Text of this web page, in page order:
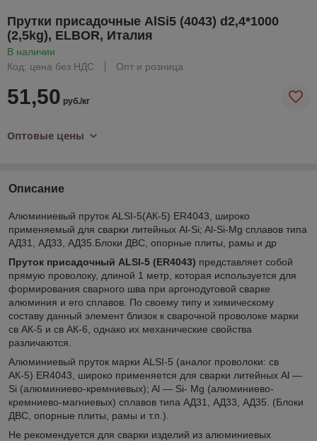
Прутки присадочные AlSi5 (4043) d2,4*1000
(2,5kg), ELBOR, Италия
В наличии
Код: цена без НДС
Опт и розница
51,50 руб./кг
Оптовые цены
Описание
Алюминиевый пруток ALSI-5(АК-5) ER4043, широко
применяемый для сварки литейных Al-Si; Al-Si-Mg сплавов типа
АД31, АД33, АД35.Блоки ДВС, опорные плиты, рамы и др
Пруток присадочный ALSI-5 (ER4043) представляет собой
прямую проволоку, длиной 1 метр, которая используется для
формирования сварного шва при аргонодуговой сварке
алюминия и его сплавов. По своему типу и химическому
составу данный элемент близок к сварочной проволоке марки
св АК-5 и св АК-6, однако их механические свойства
различаются.
Алюминиевый пруток марки ALSI-5 (аналог проволоки: св
АК-5) ER4043, широко применяется для сварки литейных Al ―
Si (алюминиево-кремниевых); Al ― Si- Mg (алюминиево-
кремниево-магниевых) сплавов типа АД31, АД33, АД35. (Блоки
ДВС, опорные плиты, рамы и т.п.).
Не рекомендуется для сварки изделий из алюминиевых